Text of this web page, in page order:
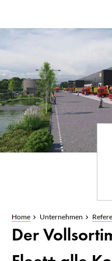
Home Unternehmen
Der